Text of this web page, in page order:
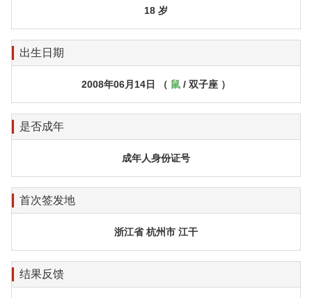
18 岁
出生日期
2008年06月14日 （ 鼠 / 双子座 ）
是否成年
成年人身份证号
首次签发地
浙江省 杭州市 江干
结果反馈